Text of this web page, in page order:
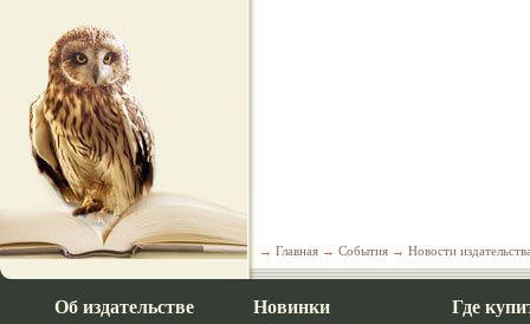
→ Главная → События → Новости
Об издательстве Новинки Где